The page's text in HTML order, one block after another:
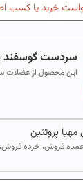
خرید یا کسب
سردست گوسفند بدون
این محصول از عضلات
پروتئین
عمده فروش، خرده